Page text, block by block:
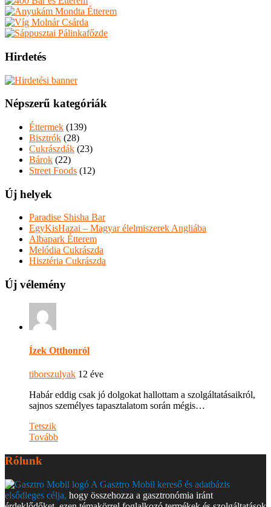
Hirdetés
Népszerű kategóriák
Éttermek (139)
Bisztrók (28)
Cukrászdák (23)
Bárok (22)
Street Foods (12)
Új helyek
Paradise Shisha Bar
EgyKisHazai – Magyar élelmiszerek Angliába
Albapark Étterem
Melódia Cukrászda
Hisztéria Cukrászda
Új vélemény
Ízek Otthonról
tiborszulyak 12 éve
Habár eddig csak jó dolgokat hallottam a szolgáltatásaikról,
sajnos személyes tapasztalatom során mégis…
Tetszik
Tovább
Rólunk
A Gasztro Mobil kereső és adatbázis
elsődleges célja, hogy összehozza a gasztronómia iránt